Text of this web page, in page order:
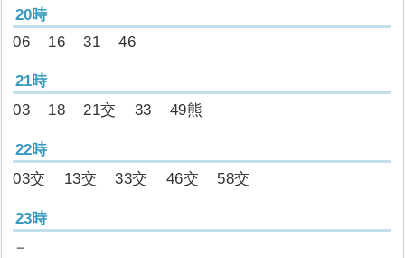
20時
06
16 31 46
21時
03
18 21交 33 49熊
22時
03交
13交 33交 46交 58交
23時
－